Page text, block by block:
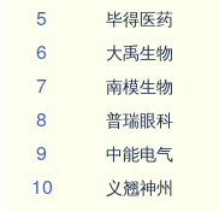
5 毕得医药
6 大禹生物
7 南模生物
8 普瑞眼科
9 中能电气
10 义翘神州